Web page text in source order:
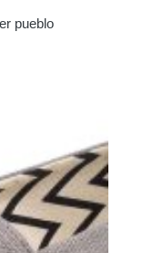
pueblo